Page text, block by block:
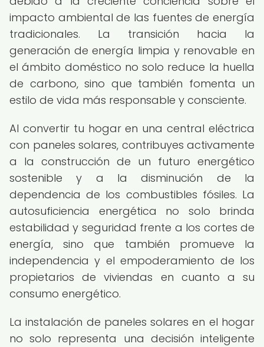
impacto ambiental de las fuentes de energía
tradicionales. La transición hacia la
generación de energía limpia y renovable en
el ámbito doméstico no solo reduce la huella
de carbono, sino que también fomenta un
estilo de vida más responsable y consciente.
Al convertir tu hogar en una central eléctrica
con paneles solares, contribuyes activamente
a la construcción de un futuro energético
sostenible y a la disminución de la
dependencia de los combustibles fósiles. La
autosuficiencia energética no solo brinda
estabilidad y seguridad frente a los cortes de
energía, sino que también promueve la
independencia y el empoderamiento de los
propietarios de viviendas en cuanto a su
consumo energético.
La instalación de paneles solares en el hogar
no solo representa una decisión inteligente